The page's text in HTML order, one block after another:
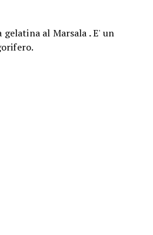
gelatina al Marsala .E' un